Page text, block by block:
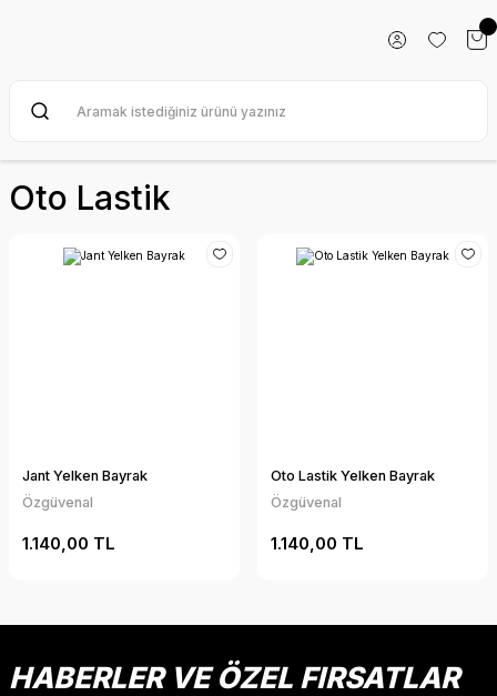
Oto Lastik
Jant Yelken Bayrak
Özgüvenal
1.140,00 TL
Oto Lastik Yelken Bayrak
Özgüvenal
1.140,00 TL
HABERLER VE ÖZEL FIRSATLAR